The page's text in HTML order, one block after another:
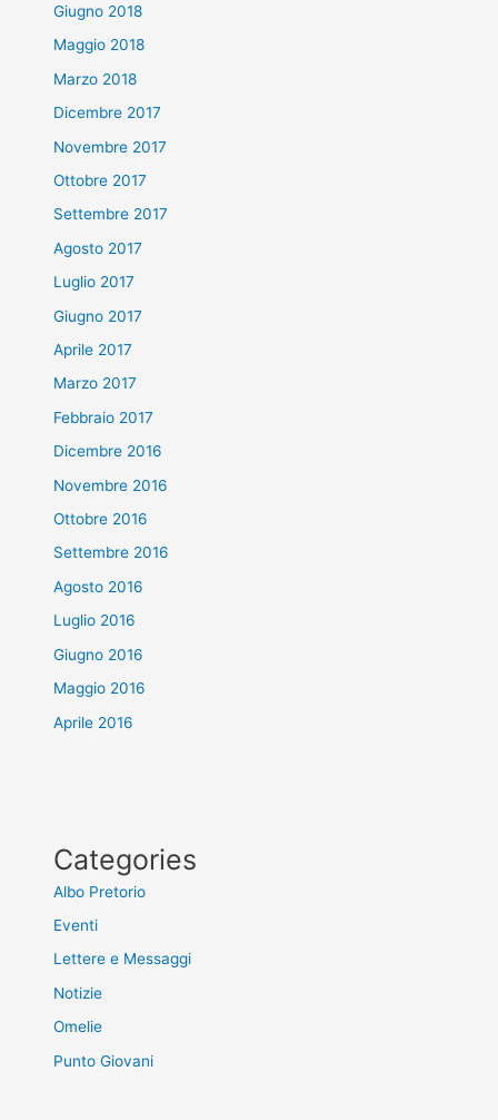
Giugno 2018
Maggio 2018
Marzo 2018
Dicembre 2017
Novembre 2017
Ottobre 2017
Settembre 2017
Agosto 2017
Luglio 2017
Giugno 2017
Aprile 2017
Marzo 2017
Febbraio 2017
Dicembre 2016
Novembre 2016
Ottobre 2016
Settembre 2016
Agosto 2016
Luglio 2016
Giugno 2016
Maggio 2016
Aprile 2016
Categories
Albo Pretorio
Eventi
Lettere e Messaggi
Notizie
Omelie
Punto Giovani